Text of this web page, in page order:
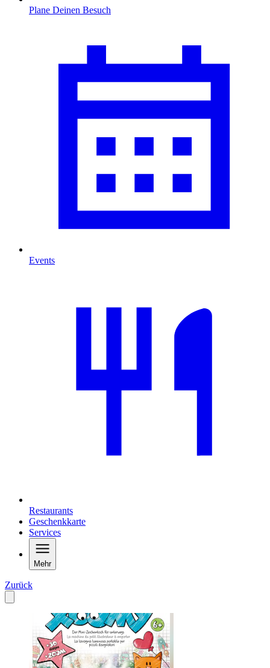
Plane Deinen Besuch
Events
Restaurants
Geschenkkarte
Services
Mehr
Zurück